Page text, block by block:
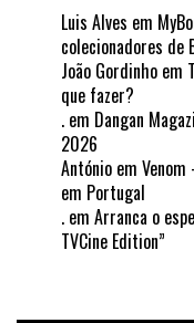
Luis Alves em
colecionadores de
João Gordinho em
que fazer?
. em Dangan
2026
António em
em Portugal
. em Arranca o
TVCine Edition”